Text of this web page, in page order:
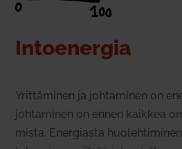
Intoe­nergia
Yrit­tä­minen ja joh­ta­minen on
joh­ta­minen on ennen kaikkea
mista. Ener­giasta